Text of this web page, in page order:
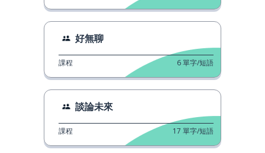
好無聊
課程 6單字/短語
談論未來
課程 17 單字/短語